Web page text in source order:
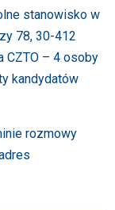
stanowisko w
78, 30-412
CZTO – 4 osoby
kandydatów
rozmowy